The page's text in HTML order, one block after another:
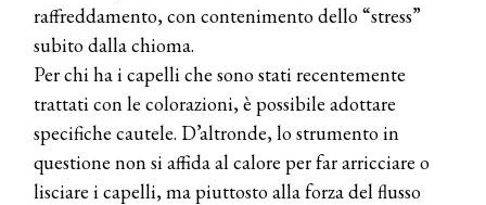
raffreddamento, con contenimento dello “stress”
subito dalla chioma.
Per chi ha i capelli che sono stati recentemente
trattati con le colorazioni, è possibile adottare
specifiche cautele. D’altronde, lo strumento in
questione non si affida al calore per far arricciare o
lisciare i capelli, ma piuttosto alla forza del flusso